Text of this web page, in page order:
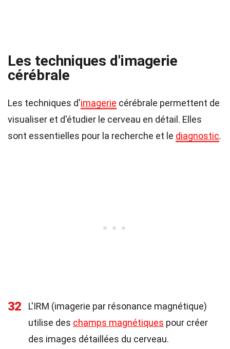
Les techniques d'imagerie
cérébrale
Les techniques d'imagerie cérébrale permettent de
visualiser et d'étudier le cerveau en détail. Elles
sont essentielles pour la recherche et le diagnostic.
32
L'IRM (imagerie par résonance magnétique)
utilise des champs magnétiques pour créer
des images détaillées du cerveau.